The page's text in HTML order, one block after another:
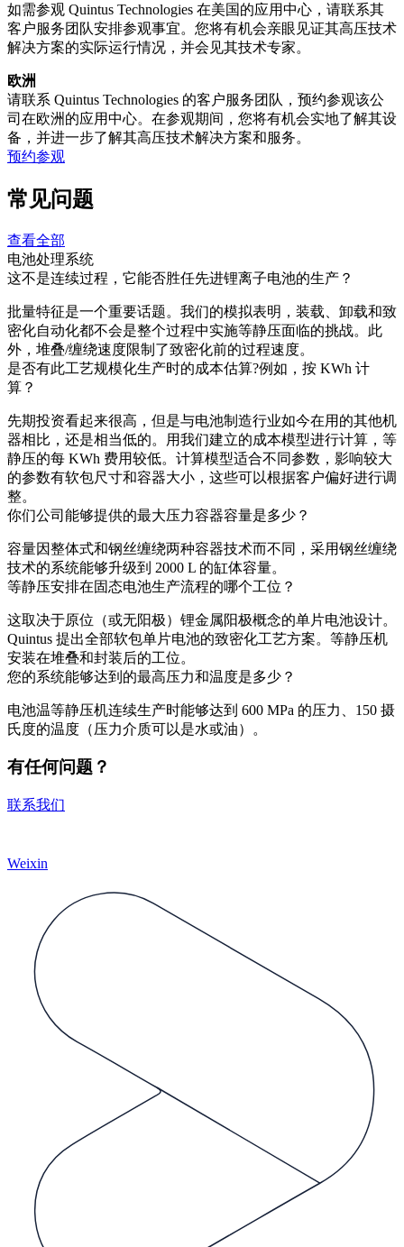
如需参观 Quintus Technologies 在美国的应用中心，请联系其
客户服务团队安排参观事宜。您将有机会亲眼见证其高压技术
解决方案的实际运行情况，并会见其技术专家。
欧洲
请联系 Quintus Technologies 的客户服务团队，预约参观该公
司在欧洲的应用中心。在参观期间，您将有机会实地了解其设
备，并进一步了解其高压技术解决方案和服务。
预约参观
常见问题
查看全部
电池处理系统
这不是连续过程，它能否胜任先进锂离子电池的生产？
批量特征是一个重要话题。我们的模拟表明，装载、卸载和致
密化自动化都不会是整个过程中实施等静压面临的挑战。此
外，堆叠/缠绕速度限制了致密化前的过程速度。
是否有此工艺规模化生产时的成本估算?例如，按 KWh 计
算？
先期投资看起来很高，但是与电池制造行业如今在用的其他机
器相比，还是相当低的。用我们建立的成本模型进行计算，等
静压的每 KWh 费用较低。计算模型适合不同参数，影响较大
的参数有软包尺寸和容器大小，这些可以根据客户偏好进行调
整。
你们公司能够提供的最大压力容器容量是多少？
容量因整体式和钢丝缠绕两种容器技术而不同，采用钢丝缠绕
技术的系统能够升级到 2000 L 的缸体容量。
等静压安排在固态电池生产流程的哪个工位？
这取决于原位（或无阳极）锂金属阳极概念的单片电池设计。
Quintus 提出全部软包单片电池的致密化工艺方案。等静压机
安装在堆叠和封装后的工位。
您的系统能够达到的最高压力和温度是多少？
电池温等静压机连续生产时能够达到 600 MPa 的压力、150 摄
氏度的温度（压力介质可以是水或油）。
有任何问题？
联系我们
Weixin